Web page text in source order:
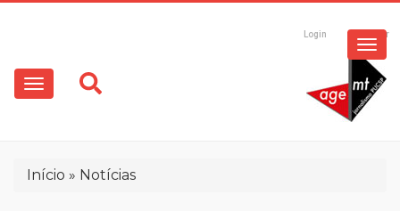
conteúdo
principal
Login Registrar
Main
navigation
Trilha
Início Notícias